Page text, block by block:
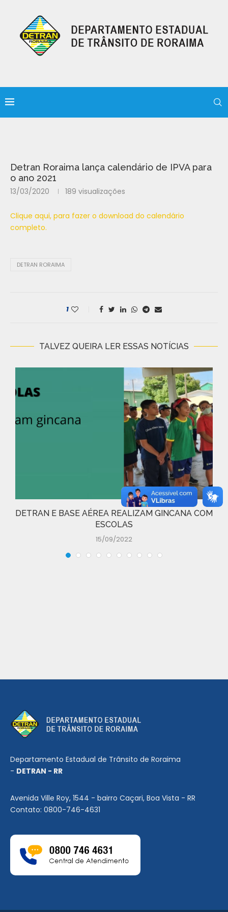
Detran Roraima lança calendário de IPVA para
o ano 2021
13/03/2020 189 visualizações
Clique aqui, para fazer o download do calendário
completo.
DETRAN RORAIMA
1
TALVEZ QUEIRA LER ESSAS NOTÍCIAS
DETRAN E BASE AÉREA REALIZAM GINCANA COM
ESCOLAS
15/09/2022
Departamento Estadual de Trânsito de Roraima
- DETRAN - RR
Avenida Ville Roy, 1544 - bairro Caçari, Boa Vista - RR
Contato: 0800-746-4631